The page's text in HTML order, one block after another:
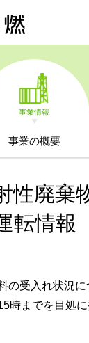
事業情報
事業の概要
性廃棄
転情報
の受入れ状況
時までを目処に